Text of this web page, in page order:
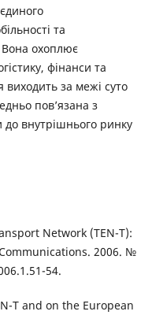
та
Вона охоплює
фінанси та
виходить за межі суто
пов’язана з
до внутрішнього ринку
Network (TEN-T):
2006. №
54.
T and on the European